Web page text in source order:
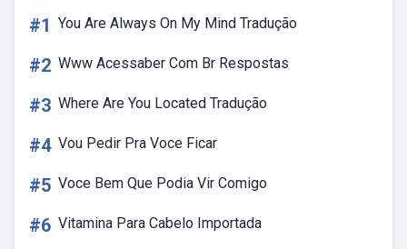
#1 You Are Always On My Mind Tradução
#2 Www Acessaber Com Br Respostas
#3 Where Are You Located Tradução
#4 Vou Pedir Pra Voce Ficar
#5 Voce Bem Que Podia Vir Comigo
#6 Vitamina Para Cabelo Importada